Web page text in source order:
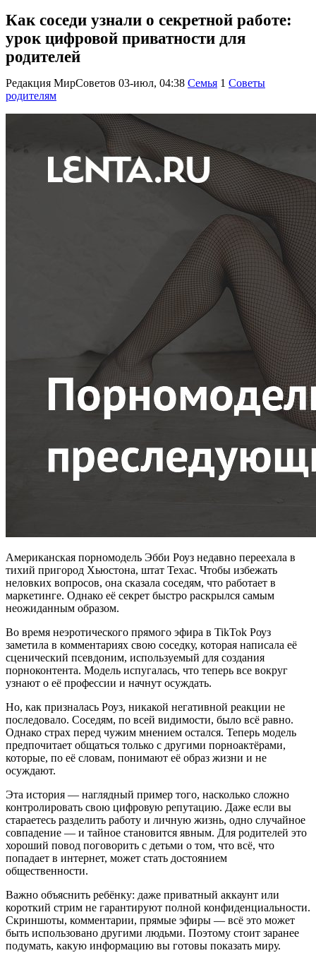
Как соседи узнали о секретной работе:
урок цифровой приватности для
родителей
Редакция МирСоветов 03-июл, 04:38 Семья 1 Советы
родителям
Американская порномодель Эбби Роуз недавно переехала в
тихий пригород Хьюстона, штат Техас. Чтобы избежать
неловких вопросов, она сказала соседям, что работает в
маркетинге. Однако её секрет быстро раскрылся самым
неожиданным образом.
Во время неэротического прямого эфира в TikTok Роуз
заметила в комментариях свою соседку, которая написала её
сценический псевдоним, используемый для создания
порноконтента. Модель испугалась, что теперь все вокруг
узнают о её профессии и начнут осуждать.
Но, как призналась Роуз, никакой негативной реакции не
последовало. Соседям, по всей видимости, было всё равно.
Однако страх перед чужим мнением остался. Теперь модель
предпочитает общаться только с другими порноактёрами,
которые, по её словам, понимают её образ жизни и не
осуждают.
Эта история — наглядный пример того, насколько сложно
контролировать свою цифровую репутацию. Даже если вы
стараетесь разделить работу и личную жизнь, одно случайное
совпадение — и тайное становится явным. Для родителей это
хороший повод поговорить с детьми о том, что всё, что
попадает в интернет, может стать достоянием
общественности.
Важно объяснить ребёнку: даже приватный аккаунт или
короткий стрим не гарантируют полной конфиденциальности.
Скриншоты, комментарии, прямые эфиры — всё это может
быть использовано другими людьми. Поэтому стоит заранее
подумать, какую информацию вы готовы показать миру.